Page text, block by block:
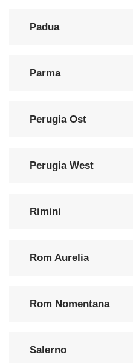
Padua
Parma
Perugia Ost
Perugia West
Rimini
Rom Aurelia
Rom Nomentana
Salerno